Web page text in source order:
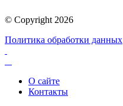
© Copyright 2026
Политика обработки данных
О сайте
Контакты